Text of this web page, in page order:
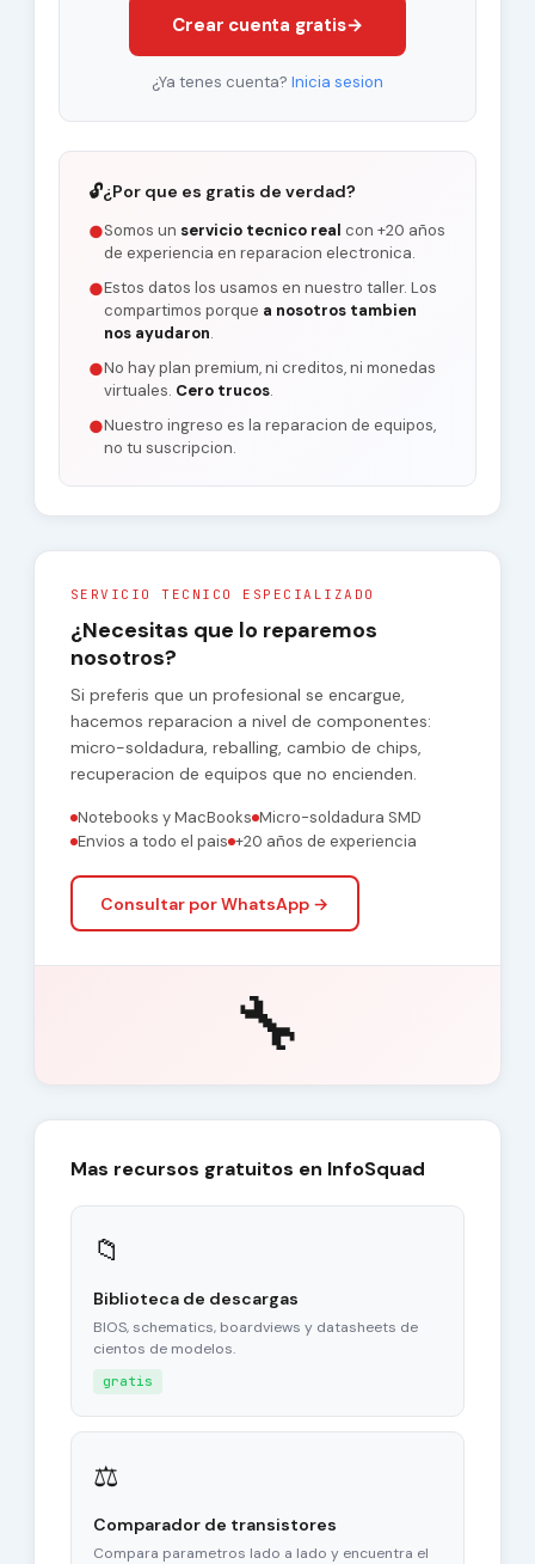
Crear cuenta gratis→
¿Ya tenes cuenta? Inicia sesion
🔓¿Por que es gratis de verdad?
●Somos un servicio tecnico real con +20 años
de experiencia en reparacion electronica.
●Estos datos los usamos en nuestro taller. Los
compartimos porque a nosotros tambien
nos ayudaron.
●No hay plan premium, ni creditos, ni monedas
virtuales. Cero trucos.
●Nuestro ingreso es la reparacion de equipos,
no tu suscripcion.
SERVICIO TECNICO ESPECIALIZADO
¿Necesitas que lo reparemos
nosotros?
Si preferis que un profesional se encargue,
hacemos reparacion a nivel de componentes:
micro-soldadura, reballing, cambio de chips,
recuperacion de equipos que no encienden.
Notebooks y MacBooks Micro-soldadura SMD
Envios a todo el pais +20 años de experiencia
Consultar por WhatsApp →
🔧
Mas recursos gratuitos en InfoSquad
📁
Biblioteca de descargas
BIOS, schematics, boardviews y datasheets de
cientos de modelos.
gratis
⚖
Comparador de transistores
Compara parametros lado a lado y encuentra el